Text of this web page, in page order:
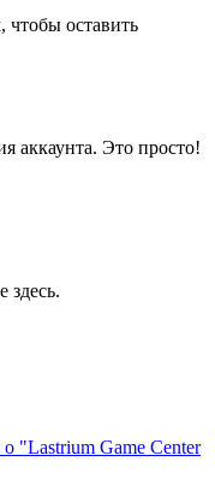
оставить
аккаунта. Это просто!
здесь.